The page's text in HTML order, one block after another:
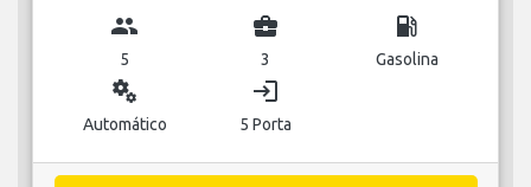
group
5
business_center
3
local_gas_station
Gasolina
miscellaneous_services
Automático
login
5 Porta